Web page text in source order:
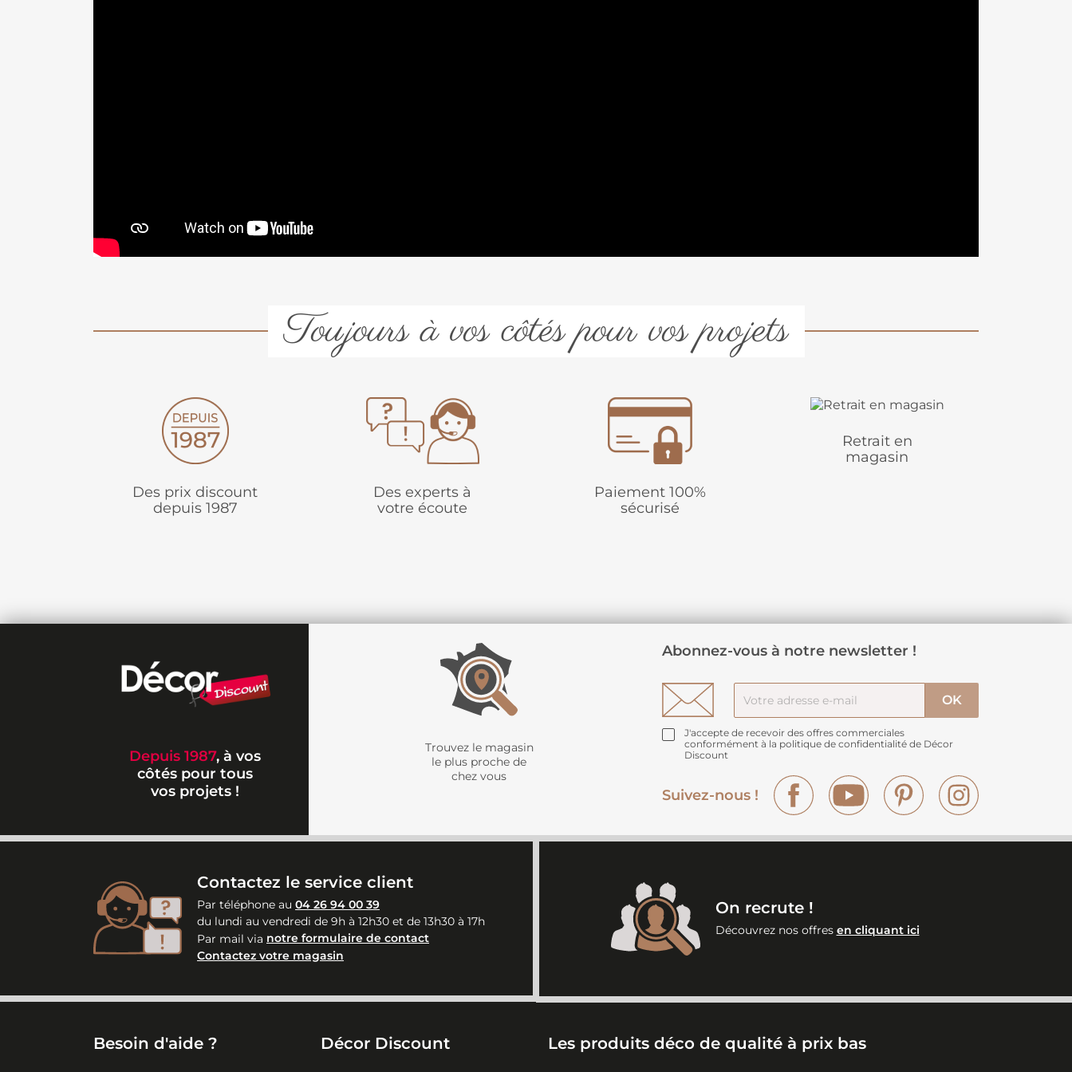
Toujours à vos côtés pour vos projets
Des prix discount
depuis 1987
Des experts à
votre écoute
Paiement 100%
sécurisé
Retrait en
magasin
Depuis 1987, à vos
côtés pour tous
vos projets !
Trouvez le magasin
le plus proche de
chez vous
Abonnez-vous à notre newsletter !
J'accepte de recevoir des offres commerciales
conformément à la politique de confidentialité de Décor
Discount
Suivez-nous !
Facebook YouTube Pinterest
Contactez le service client
Par téléphone au 04 26 94 00 39
du lundi au vendredi de 9h à 12h30 et de 13h30 à 17h
Par mail via notre formulaire de contact
Contactez votre magasin
On recrute !
Découvrez nos offres en cliquant ici
Besoin d'aide ? Décor Discount Les produits déco de qualité à prix bas